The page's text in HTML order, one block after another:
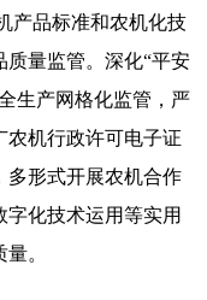
产品标准和农机化技
量监管。深化“平安
生产网格化监管，严
农机行政许可电子证
多形式开展农机合作
化技术运用等实用
。